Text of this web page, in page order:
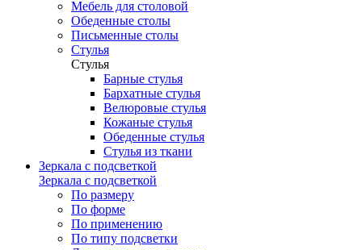
Мебель для столовой
Обеденные столы
Письменные столы
Стулья
Стулья
Барные стулья
Бархатные стулья
Велюровые стулья
Кожаные стулья
Обеденные стулья
Стулья из ткани
Зеркала с подсветкой
Зеркала с подсветкой
По размеру
По форме
По применению
По типу подсветки